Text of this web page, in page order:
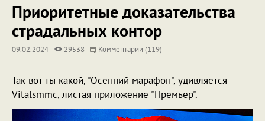
Приоритетные доказательства
страдальных контор
09.02.2024 29538 Комментарии (119)
Так вот ты какой, "Осенний марафон", удивляется
Vitalsmmc, листая приложение "Премьер".